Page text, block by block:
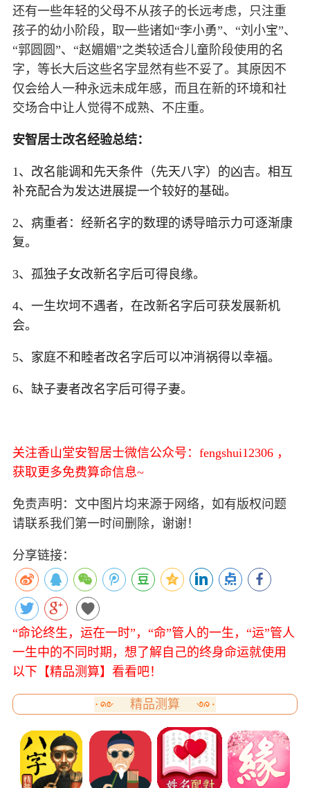
还有一些年轻的父母不从孩子的长远考虑，只注重
孩子的幼小阶段，取一些诸如“李小勇”、“刘小宝”、
“郭圆圆”、“赵媚媚”之类较适合儿童阶段使用的名
字，等长大后这些名字显然有些不妥了。其原因不
仅会给人一种永远未成年感，而且在新的环境和社
交场合中让人觉得不成熟、不庄重。
安智居士改名经验总结：
1、改名能调和先天条件（先天八字）的凶吉。相互
补充配合为发达进展提一个较好的基础。
2、病重者：经新名字的数理的诱导暗示力可逐渐康
复。
3、孤独子女改新名字后可得良缘。
4、一生坎坷不遇者，在改新名字后可获发展新机
会。
5、家庭不和睦者改名字后可以冲消祸得以幸福。
6、缺子妻者改名字后可得子妻。
关注香山堂安智居士微信公众号：fengshui12306 ，
获取更多免费算命信息~
免责声明：文中图片均来源于网络，如有版权问题
请联系我们第一时间删除，谢谢！
分享链接：
“命论终生，运在一时”，“命”管人的一生，“运”管人
一生中的不同时期，想了解自己的终身命运就使用
以下【精品测算】看看吧！
精品测算